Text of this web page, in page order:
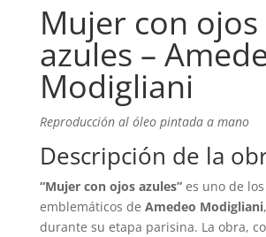
Mujer con ojos
azules –
Modigliani
Reproducción al óleo pintada a mano
Descripción de la
“Mujer con ojos azules”es uno de
emblemáticos de Amedeo Modigliani
durante su etapa parisina. La obra,